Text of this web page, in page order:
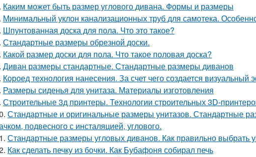
Каким может быть размер углового дивана. Формы и размеры
Минимальный уклон канализационных труб для самотека.
Шпунтованная доска для пола. Что это такое?
Стандартные размеры обрезной доски.
Какой размер доски для пола. Что такое половая доска?
Диван размеры стандартные. Стандартные размеры диванов
Короед технология нанесения. За счет чего создается визуальный
Размеры сиденья для унитаза. Материалы изготовления
Строительные 3д принтеры. Технологии строительных 3D-
Стандартные и оригинальные размеры унитазов. Стандартные
подвесного с инсталяцией, углового.
Стандартные размеры угловых диванов. Как правильно выбрать
Как сделать печку из бочки. Как Бубафоня собирал печь